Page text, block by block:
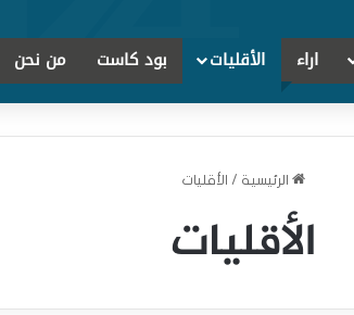
اراء الأقليات بود كاست من نحن
الرئيسية / الأقليات
الأقليات